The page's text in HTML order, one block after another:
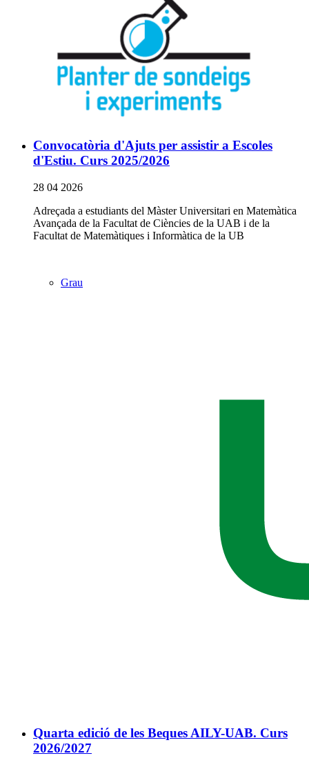
Convocatòria d'Ajuts per assistir a Escoles
d'Estiu. Curs 2025/2026
28 04 2026
Adreçada a estudiants del Màster Universitari en Matemàtica
Avançada de la Facultat de Ciències de la UAB i de la
Facultat de Matemàtiques i Informàtica de la UB
Grau
Quarta edició de les Beques AILY-UAB. Curs
2026/2027